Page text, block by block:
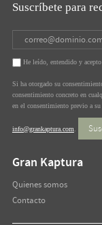
Suscríbete para
He leído, entendido y
Si ha otorgado su
consentimiento concreto en
en el consentimiento previo a
info@grankaptura.com
Gran Kaptura
Quienes somos
Contacto